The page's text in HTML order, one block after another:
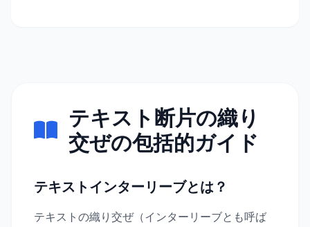
テキスト断片の織り
交ぜの包括的ガイド
テキストインターリーブとは？
テキストの織り交ぜ（インターリーブとも呼ば